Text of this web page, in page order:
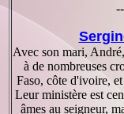
Avec son mari,
à de nombreuses
Faso, côte d'ivoire,
Leur ministère est
âmes au seigneur,